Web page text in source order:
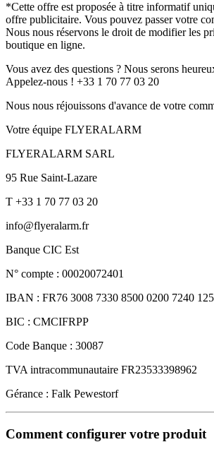
*Cette offre est proposée à titre informatif
offre publicitaire. Vous pouvez passer votre
Nous nous réservons le droit de modifier les
boutique en ligne.
Vous avez des questions ? Nous serons
Appelez-nous ! +33 1 70 77 03 20
Nous nous réjouissons d'avance de votre
Votre équipe FLYERALARM
FLYERALARM SARL
95 Rue Saint-Lazare
T +33 1 70 77 03 20
info@flyeralarm.fr
Banque CIC Est
N° compte : 00020072401
IBAN : FR76 3008 7330 8500 0200 7240 125
BIC : CMCIFRPP
Code Banque : 30087
TVA intracommunautaire FR23533398962
Gérance : Falk Pewestorf
Comment configurer votre produit